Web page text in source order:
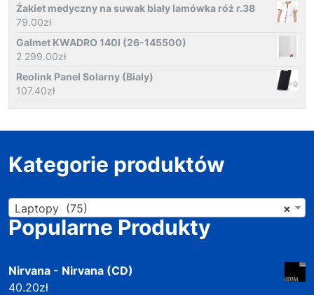
Żakiet medyczny na suwak biały lamówka róż r.38
79.00zł
Galmet KWADRO 140l (26-145500)
2 299.00zł
Reolink Panel Solarny (Bialy)
107.40zł
Kategorie produktów
×
Laptopy (75)
Popularne Produkty
Nirvana - Nirvana (CD)
40.20zł